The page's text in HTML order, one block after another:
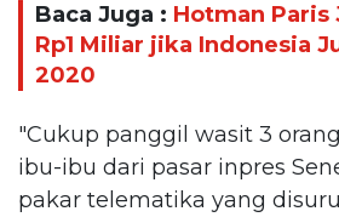
Baca Juga : Hotman Paris
Rp1 Miliar jika Indonesia
2020
"Cukup panggil wasit 3
ibu-ibu dari pasar inpres
pakar telematika yang